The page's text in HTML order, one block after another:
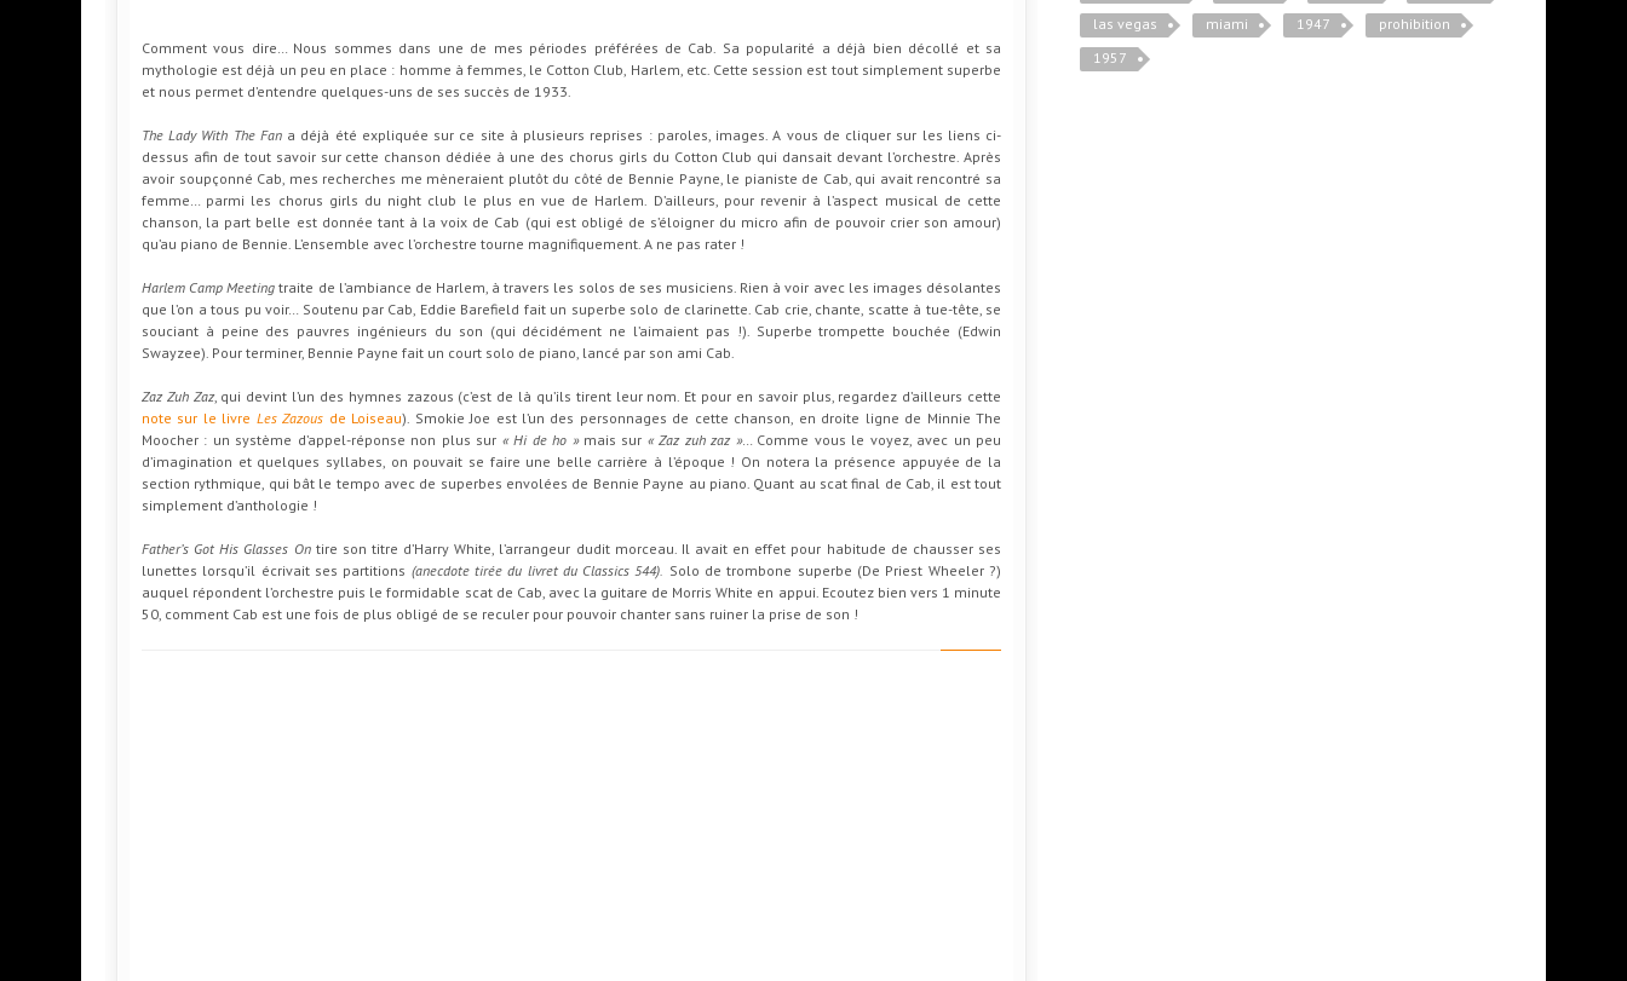
Comment vous dire… Nous sommes dans une de mes périodes préférées de Cab. Sa popularité a déjà bien décollé et sa
mythologie est déjà un peu en place : homme à femmes, le Cotton Club, Harlem, etc. Cette session est tout simplement superbe
et nous permet d’entendre quelques-uns de ses succès de 1933.
The Lady With The Fan a déjà été expliquée sur ce site à plusieurs reprises : paroles, images. A vous de cliquer sur les liens ci-
dessus afin de tout savoir sur cette chanson dédiée à une des chorus girls du Cotton Club qui dansait devant l’orchestre. Après
avoir soupçonné Cab, mes recherches me mèneraient plutôt du côté de Bennie Payne, le pianiste de Cab, qui avait rencontré sa
femme… parmi les chorus girls du night club le plus en vue de Harlem. D’ailleurs, pour revenir à l’aspect musical de cette
chanson, la part belle est donnée tant à la voix de Cab (qui est obligé de s’éloigner du micro afin de pouvoir crier son amour)
qu’au piano de Bennie. L’ensemble avec l’orchestre tourne magnifiquement. A ne pas rater !
Harlem Camp Meeting traite de l’ambiance de Harlem, à travers les solos de ses musiciens. Rien à voir avec les images désolantes
que l’on a tous pu voir… Soutenu par Cab, Eddie Barefield fait un superbe solo de clarinette. Cab crie, chante, scatte à tue-tête, se
souciant à peine des pauvres ingénieurs du son (qui décidément ne l’aimaient pas !). Superbe trompette bouchée (Edwin
Swayzee). Pour terminer, Bennie Payne fait un court solo de piano, lancé par son ami Cab.
Zaz Zuh Zaz, qui devint l’un des hymnes zazous (c’est de là qu’ils tirent leur nom. Et pour en savoir plus, regardez d’ailleurs cette
note sur le livre Les Zazous de Loiseau). Smokie Joe est l’un des personnages de cette chanson, en droite ligne de Minnie The
Moocher : un système d’appel-réponse non plus sur « Hi de ho »mais sur « Zaz zuh zaz »… Comme vous le voyez, avec un peu
d’imagination et quelques syllabes, on pouvait se faire une belle carrière à l’époque ! On notera la présence appuyée de la
section rythmique, qui bât le tempo avec de superbes envolées de Bennie Payne au piano. Quant au scat final de Cab, il est tout
simplement d’anthologie !
Father’s Got His Glasses Ontire son titre d’Harry White, l’arrangeur dudit morceau. Il avait en effet pour habitude de chausser ses
lunettes lorsqu’il écrivait ses partitions (anecdote tirée du livret du Classics 544). Solo de trombone superbe (De Priest Wheeler ?)
auquel répondent l’orchestre puis le formidable scat de Cab, avec la guitare de Morris White en appui. Ecoutez bien vers 1 minute
50, comment Cab est une fois de plus obligé de se reculer pour pouvoir chanter sans ruiner la prise de son !
las vegas
miami 1947
prohibition
1957